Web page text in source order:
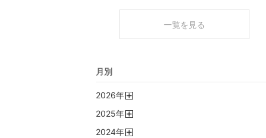
一覧を見る
月別
2026年
2025年
2024年